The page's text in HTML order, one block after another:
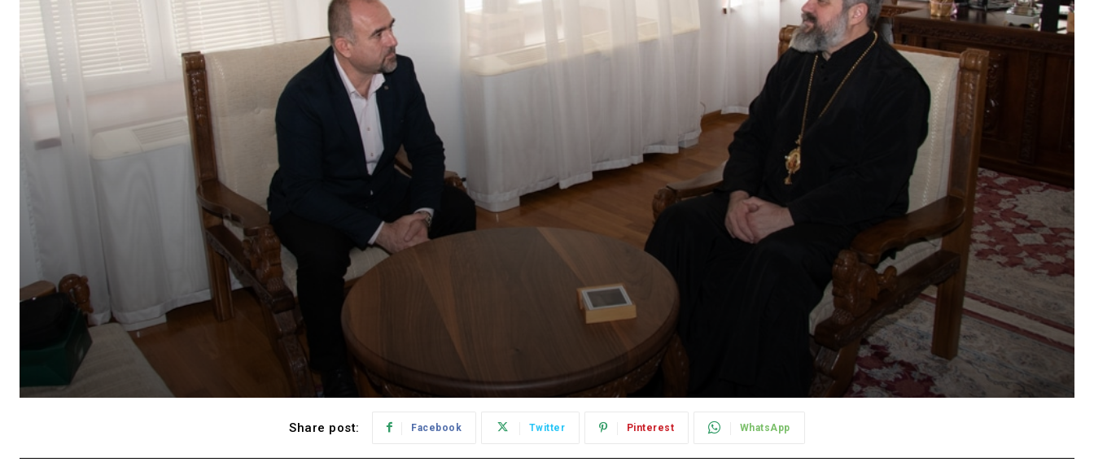
Share post: Facebook Twitter Pinterest WhatsApp